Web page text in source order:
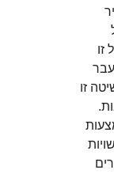
זו
זו